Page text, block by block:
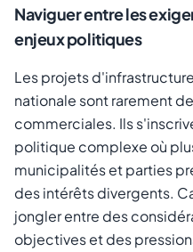
Naviguer entre les
enjeux politiques
Les projets
nationale sont rarement
commerciales. Ils
politique complexe où
municipalités et parties
des intérêts divergents.
jongler entre des
objectives et des